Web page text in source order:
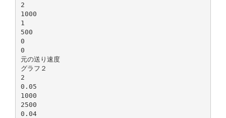
2
1000
1
500
0
0
元の送り速度
グラフ２
2
0.05
1000
2500
0.04